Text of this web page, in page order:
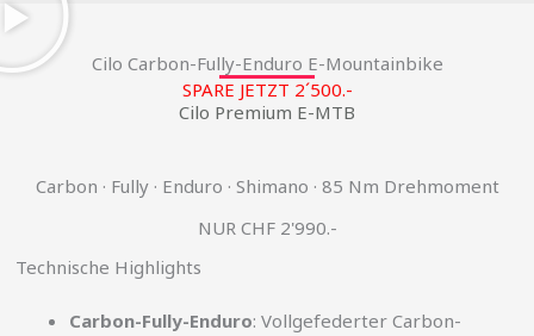
Cilo Carbon-Fully-Enduro E-Mountainbike
SPARE JETZT 2´500.-
Cilo Premium E-MTB
Carbon · Fully · Enduro · Shimano · 85 Nm Drehmoment
NUR CHF 2'990.-
Technische Highlights
Carbon-Fully-Enduro: Vollgefederter Carbon-